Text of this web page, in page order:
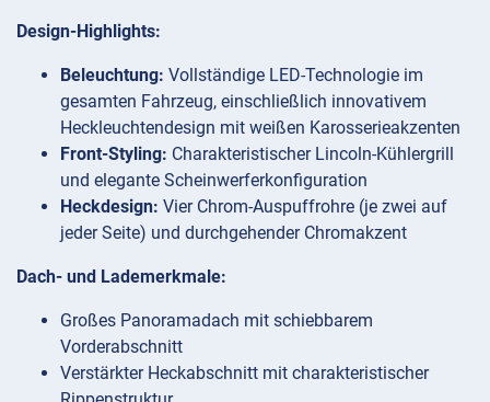
Design-Highlights:
Beleuchtung: Vollständige LED-Technologie im
gesamten Fahrzeug, einschließlich innovativem
Heckleuchtendesign mit weißen Karosserieakzenten
Front-Styling: Charakteristischer Lincoln-Kühlergrill
und elegante Scheinwerferkonfiguration
Heckdesign: Vier Chrom-Auspuffrohre (je zwei auf
jeder Seite) und durchgehender Chromakzent
Dach- und Lademerkmale:
Großes Panoramadach mit schiebbarem
Vorderabschnitt
Verstärkter Heckabschnitt mit charakteristischer